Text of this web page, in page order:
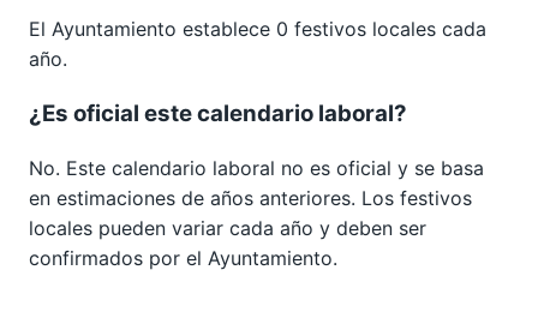
El Ayuntamiento establece 0 festivos locales cada
año.
¿Es oficial este calendario laboral?
No. Este calendario laboral no es oficial y se basa
en estimaciones de años anteriores. Los festivos
locales pueden variar cada año y deben ser
confirmados por el Ayuntamiento.